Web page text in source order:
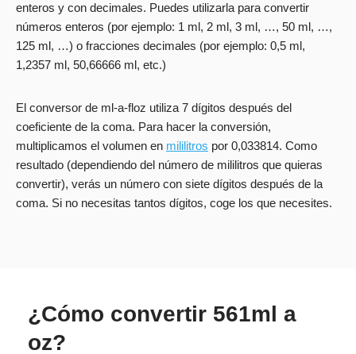
enteros y con decimales. Puedes utilizarla para convertir
números enteros (por ejemplo: 1 ml, 2 ml, 3 ml, …, 50 ml, …,
125 ml, …) o fracciones decimales (por ejemplo: 0,5 ml,
1,2357 ml, 50,66666 ml, etc.)
El conversor de ml-a-floz utiliza 7 dígitos después del
coeficiente de la coma. Para hacer la conversión,
multiplicamos el volumen en mililitros por 0,033814. Como
resultado (dependiendo del número de mililitros que quieras
convertir), verás un número con siete dígitos después de la
coma. Si no necesitas tantos dígitos, coge los que necesites.
¿Cómo convertir 561ml a
oz?